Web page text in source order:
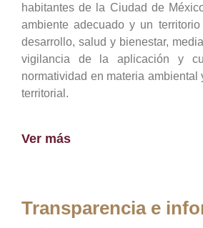
habitantes de la Ciudad de
ambiente adecuado y un
desarrollo, salud y bienestar,
vigilancia de la aplicación y
normatividad en materia ambiental
territorial.
Ver más
Transparencia e